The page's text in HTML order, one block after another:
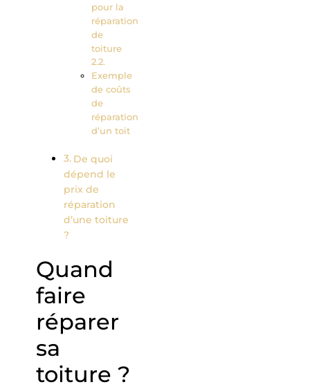
pour la
réparation
de
toiture
Exemple
de coûts
de
réparation
d’un toit
De quoi
dépend le
prix de
réparation
d’une toiture
?
Quand
faire
réparer
sa
toiture ?